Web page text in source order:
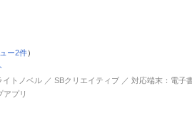
ー2件）
トノベル ／ SBクリエイティブ ／ 対応端末：電子
アプリ